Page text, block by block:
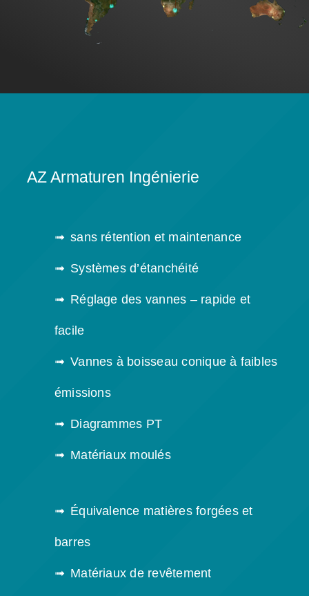
AZ Armaturen Ingénierie
sans rétention et maintenance
Systèmes d’étanchéité
Réglage des vannes – rapide et
facile
Vannes à boisseau conique à faibles
émissions
Diagrammes PT
Matériaux moulés
Équivalence matières forgées et
barres
Matériaux de revêtement